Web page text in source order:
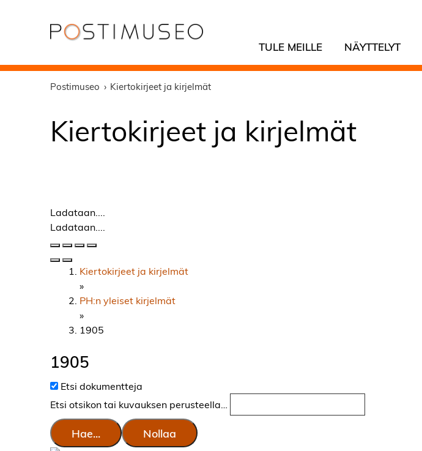
TULE MEILLE NÄYTTELYT
Postimuseo Kiertokirjeet ja kirjelmät
Kiertokirjeet ja kirjelmät
Ladataan....
Ladataan....
Kiertokirjeet ja kirjelmät
»
PH:n yleiset kirjelmät
»
1905
1905
Etsi dokumentteja
Etsi otsikon tai kuvauksen perusteella…
Hae... Nollaa